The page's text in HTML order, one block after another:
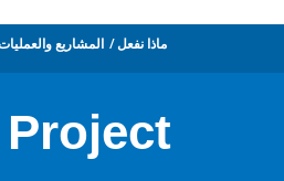
ماذا نفعل المشاريع